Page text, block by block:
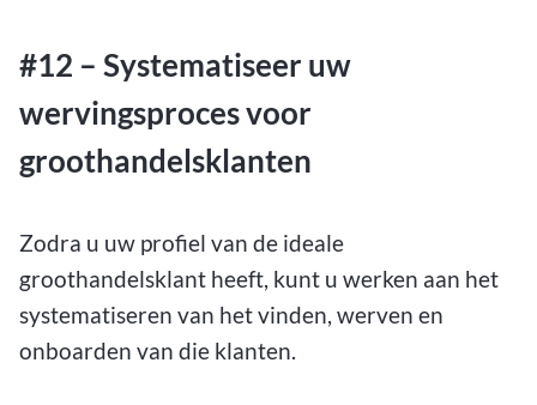
#12 – Systematiseer uw
wervingsproces voor
groothandelsklanten
Zodra u uw profiel van de ideale
groothandelsklant heeft, kunt u werken aan het
systematiseren van het vinden, werven en
onboarden van die klanten.